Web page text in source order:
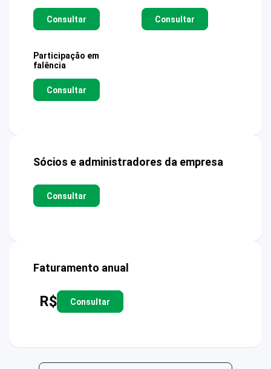
Consultar Consultar
Participação em
falência
Consultar
Sócios e administradores da empresa
Consultar
Faturamento anual
R$ Consultar